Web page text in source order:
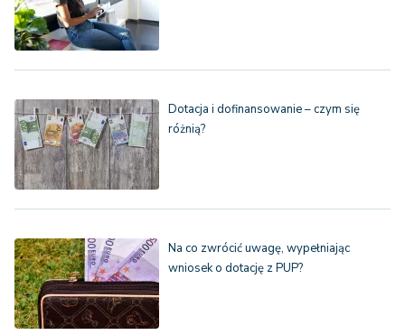
Dotacja i dofinansowanie – czym się
różnią?
Na co zwrócić uwagę, wypełniając
wniosek o dotację z PUP?